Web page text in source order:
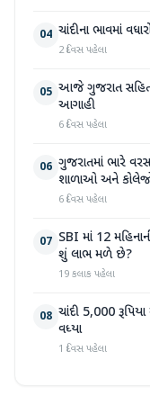
04 ચાંદીના ભાવમાં
2 દિવસ પહેલા
05 આજે ગુજરાત સહિત
આગાહી
6 દિવસ પહેલા
06 ગુજરાતમાં ભારે
શાળાઓ અને
6 દિવસ પહેલા
07 SBI માં 12
શું લાભ મળે છે?
19 કલાક પહેલા
08 ચાંદી 5,000
વધ્યા
1 દિવસ પહેલા